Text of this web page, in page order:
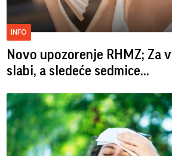
INFO
Novo upozorenje RHMZ; Za
slabi, a sledeće sedmice...